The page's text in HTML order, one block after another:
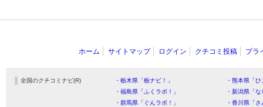
ホーム サイトマップ ログイン クチコミ投稿 プラ
全国のクチコミナビ(R) ・栃木県「栃ナビ！」
・熊本県「
・福島県「ふくラボ！」
・新潟県「
・群馬県「ぐんラボ！」
・香川県「